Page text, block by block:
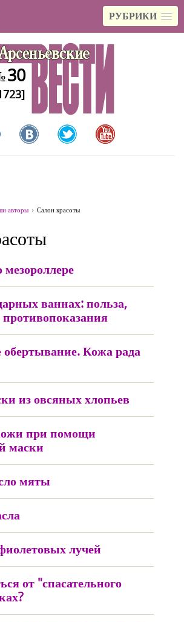
РУБРИКИ
30
авторы Салон красоты
ваннах: польза,
Кожа рада
из овсяных хлопьев
при помощи
маски
мяты
лучей
от "спасательного